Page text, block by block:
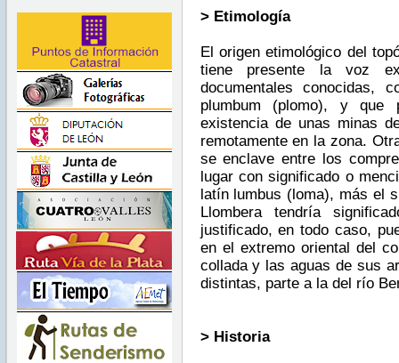
> Etimología
El origen etimológico del
tiene presente la voz
documentales conocidas,
plumbum (plomo), y que
existencia de unas minas
remotamente en la zona.
se enclave entre los
lugar con significado o
latín lumbus (loma), más el
Llombera tendría
justificado, en todo caso,
en el extremo oriental del
collada y las aguas de sus
distintas, parte a la del río
> Historia